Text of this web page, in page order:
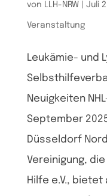
von LLH-NRW| Juli
Veranstaltung
Leukämie- und
Neuigkeiten
September
Düsseldorf
Vereinigung,
Hilfe e.V.,